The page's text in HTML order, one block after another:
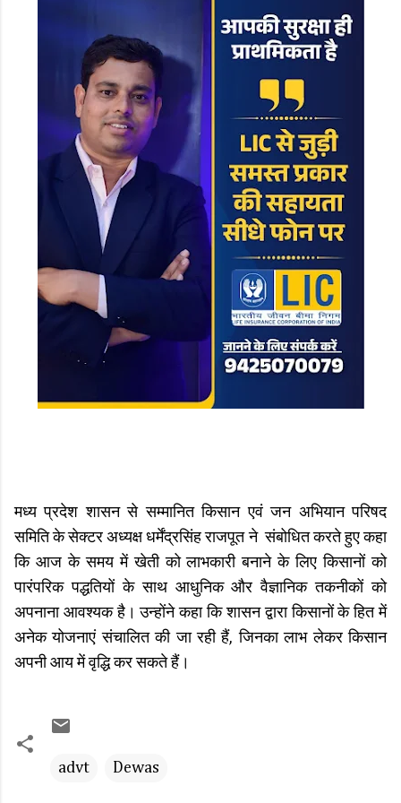
मध्य प्रदेश शासन से सम्मानित किसान एवं जन अभियान परिषद
समिति के सेक्टर अध्यक्ष धर्मेंद्रसिंह राजपूत ने संबोधित करते हुए कहा
कि आज के समय में खेती को लाभकारी बनाने के लिए किसानों को
पारंपरिक पद्धतियों के साथ आधुनिक और वैज्ञानिक तकनीकों को
अपनाना आवश्यक है। उन्होंने कहा कि शासन द्वारा किसानों के हित में
अनेक योजनाएं संचालित की जा रही हैं, जिनका लाभ लेकर किसान
अपनी आय में वृद्धि कर सकते हैं।
advt Dewas